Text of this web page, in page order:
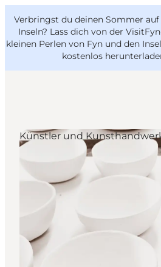
Verbringst du deinen Sommer
Inseln? Lass dich von der
kleinen Perlen von Fyn und den
kostenlos
Reise Ideen
Outdoor & bike
Übernachtung
VisitFyn
Deutsch
Künstler und